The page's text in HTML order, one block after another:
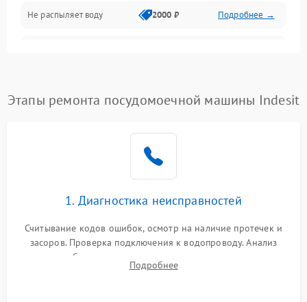
Программное обеспечение
Не распыляет воду 2000 ₽ Подробнее →
воды
1800 ₽ Подробнее →
Проблемы с
Этапы ремонта посудомоечной машины Indesit
1. Диагностика неисправностей
Считывание кодов ошибок, осмотр на наличие протечек и
засоров. Проверка подключения к водопроводу. Анализ
жалоб на отсутствие слива, нагрева, вращения
разбрызгивателей или срабатывание системы защиты
Подробнее